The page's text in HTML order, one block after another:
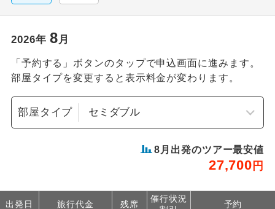
2026年 8月
「予約する」ボタンのタップで申込画面に進みます。
部屋タイプを変更すると表示料金が変わります。
部屋タイプ
8 月出発のツアー最安値
27,700 円
出発日 旅行代金 残席
催行状況
予約